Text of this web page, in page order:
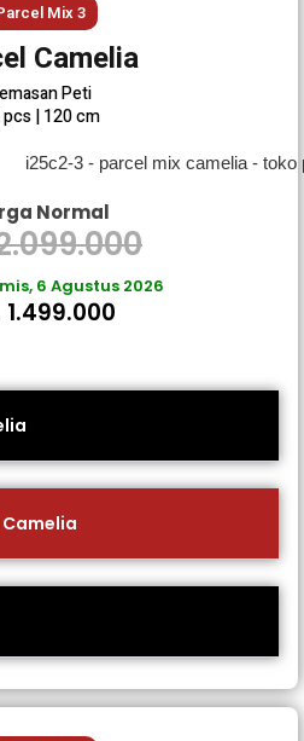
Mix 3
Camelia
Peti
| 120 cm
Normal
6 Agustus 2026
1.499.000